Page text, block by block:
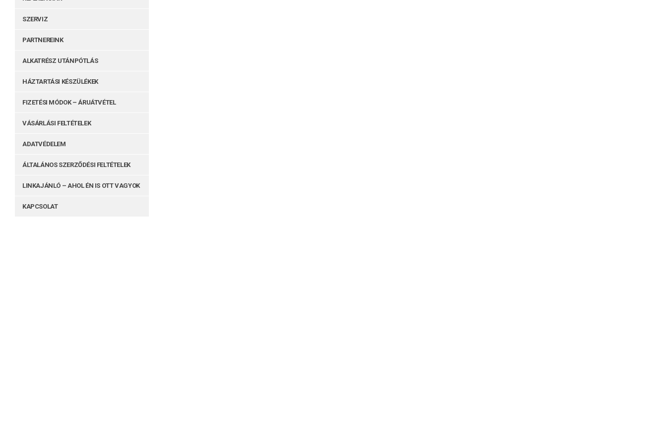
SZERVIZ
PARTNEREINK
ALKATRÉSZ UTÁNPÓTLÁS
HÁZTARTÁSI KÉSZÜLÉKEK
FIZETÉSI MÓDOK – ÁRUÁTVÉTEL
VÁSÁRLÁSI FELTÉTELEK
ADATVÉDELEM
ÁLTALÁNOS SZERZŐDÉSI FELTÉTELEK
LINKAJÁNLÓ – AHOL ÉN IS OTT VAGYOK
KAPCSOLAT